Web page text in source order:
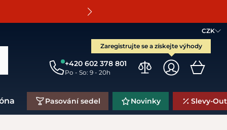
CZK
Zaregistrujte se a získejte výhody
+420 602 378 801
Po - So: 9 - 20h
Pasování sedel Novinky Slevy-